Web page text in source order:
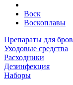
Воск
Воскоплавы
Препараты для
Уходовые средства
Расходники
Дезинфекция
Наборы